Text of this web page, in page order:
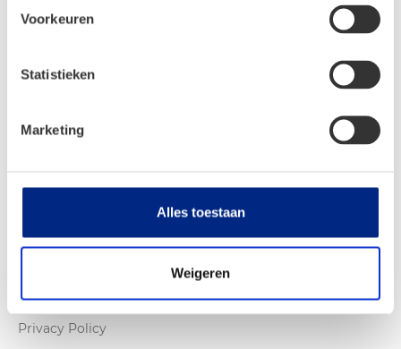
Voorkeuren
Statistieken
Marketing
Alles toestaan
Weigeren
Onderdelen aanvraag
Verzendinformatie
Werken bij De Jong
Privacy Policy